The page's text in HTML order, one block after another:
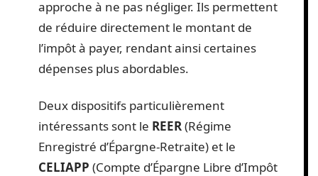
approche à ne pas négliger. Ils permettent
de réduire directement le montant de
l’impôt à payer, rendant ainsi certaines
dépenses plus abordables.
Deux dispositifs particulièrement
intéressants sont le REER(Régime
Enregistré d’Épargne-Retraite) et le
CELIAPP (Compte d’Épargne Libre d’Impôt